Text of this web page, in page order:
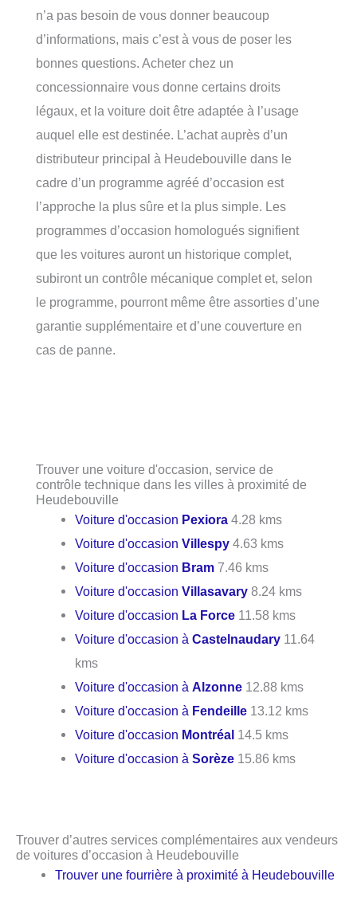
n’a pas besoin de vous donner beaucoup
d’informations, mais c’est à vous de poser les
bonnes questions. Acheter chez un
concessionnaire vous donne certains droits
légaux, et la voiture doit être adaptée à l’usage
auquel elle est destinée. L’achat auprès d’un
distributeur principal à Heudebouville dans le
cadre d’un programme agréé d’occasion est
l’approche la plus sûre et la plus simple. Les
programmes d’occasion homologués signifient
que les voitures auront un historique complet,
subiront un contrôle mécanique complet et, selon
le programme, pourront même être assorties d’une
garantie supplémentaire et d’une couverture en
cas de panne.
Trouver une voiture d'occasion, service de
contrôle technique dans les villes à proximité de
Heudebouville
Voiture d'occasion Pexiora 4.28 kms
Voiture d'occasionVillespy 4.63 kms
Voiture d'occasion Bram 7.46 kms
Voiture d'occasionVillasavary 8.24 kms
Voiture d'occasion La Force 11.58 kms
Voiture d'occasion àCastelnaudary 11.64
kms
Voiture d'occasion àAlzonne 12.88 kms
Voiture d'occasion à Fendeille 13.12 kms
Voiture d'occasion Montréal 14.5 kms
Voiture d'occasion àSorèze 15.86 kms
Trouver d’autres services complémentaires aux vendeurs
de voitures d’occasion à Heudebouville
Trouver une fourrière à proximité à Heudebouville